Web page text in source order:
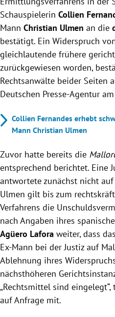
Fernandes' Widerspruch
abgelehnt, Rechtsmittel
Die Vorwürfe gegen Ulmen
körperliche Übergriffe und
Staatsanwaltschaft
Schauspielerin Collien
Mann Christian Ulmen an die
bestätigt. Ein Widerspruch
gleichlautende frühere
zurückgewiesen worden,
Rechtsanwälte beider Seiten
Deutschen Presse-Agentur
Collien Fernandes erhebt
Mann Christian Ulmen
Zuvor hatte bereits die
entsprechend berichtet. Eine
antwortete zunächst nicht auf
Ulmen gilt bis zum
Verfahrens die
nach Angaben ihres
Agüero Lafora weiter, dass
Ex-Mann bei der Justiz auf
Ablehnung ihres
nächsthöheren
„Rechtsmittel sind
auf Anfrage mit.